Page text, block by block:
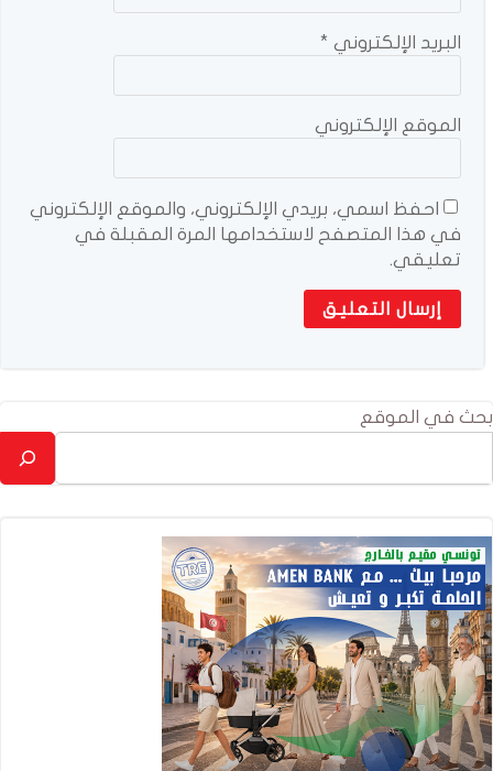
البريد الإلكتروني *
الموقع الإلكتروني
احفظ اسمي، بريدي الإلكتروني، والموقع الإلكتروني
في هذا المتصفح لاستخدامها المرة المقبلة في
تعليقي.
بحث في الموقع